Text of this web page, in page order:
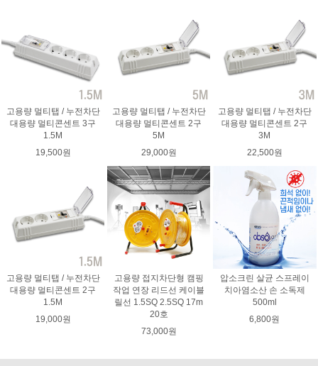
고용량 멀티탭 / 누전차단
대용량 멀티콘센트 3구
1.5M
19,500원
고용량 멀티탭 / 누전차단
대용량 멀티콘센트 2구
5M
29,000원
고용량 멀티탭 / 누전차단
대용량 멀티콘센트 2구
3M
22,500원
고용량 멀티탭 / 누전차단
대용량 멀티콘센트 2구
1.5M
19,000원
고용량 접지차단형 캠핑
작업 연장 리드선 케이블
릴선 1.5SQ 2.5SQ 17m
20호
73,000원
압소크린 살균 스프레이
치아염소산 손 소독제
500ml
6,800원